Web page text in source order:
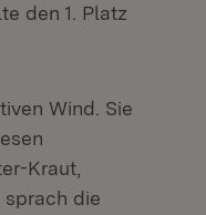
den 1. Platz
Wind. Sie
Kraut,
sprach die